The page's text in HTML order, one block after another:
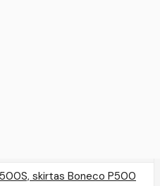
skirtas Boneco P500